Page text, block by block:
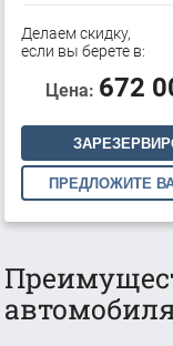
Делаем скидку,
если вы берете в:
Цена: 672
ПРЕДЛОЖИТЕ